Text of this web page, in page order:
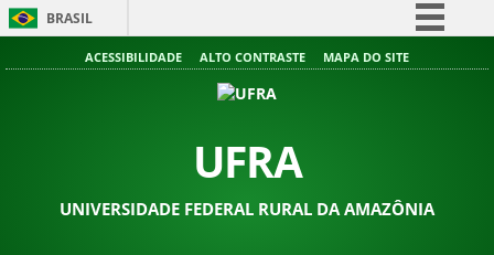
BRASIL
Simplifique!
Acesso à informação
ACESSIBILIDADE ALTO CONTRASTE MAPA DO SITE
UFRA
UNIVERSIDADE FEDERAL RURAL DA AMAZÔNIA